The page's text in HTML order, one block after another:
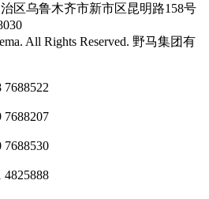
区乌鲁木齐市新市区昆明路158号
All Rights Reserved. 野马集团有
7688207
7688530
4825888